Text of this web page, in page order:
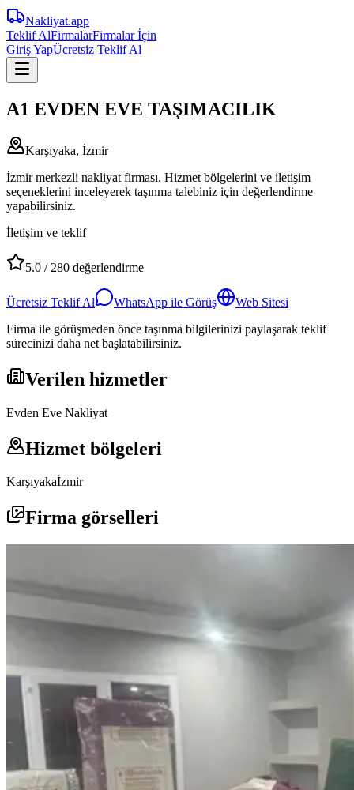
Nakliyat.app
Teklif AlFirmalarFirmalar İçin
Giriş YapÜcretsiz Teklif Al
A1 EVDEN EVE TAŞIMACILIK
Karşıyaka, İzmir
İzmir merkezli nakliyat firması. Hizmet bölgelerini ve iletişim
seçeneklerini inceleyerek taşınma talebiniz için değerlendirme
yapabilirsiniz.
İletişim ve teklif
5.0 / 280 değerlendirme
Ücretsiz Teklif Al WhatsApp ile Görüş
Web Sitesi
Firma ile görüşmeden önce taşınma bilgilerinizi paylaşarak teklif
sürecinizi daha net başlatabilirsiniz.
Verilen hizmetler
Evden Eve Nakliyat
Hizmet bölgeleri
Karşıyakaİzmir
Firma görselleri